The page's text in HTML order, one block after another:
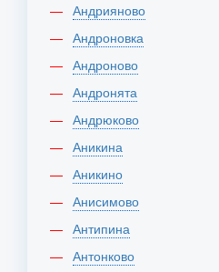
Андрияново
Андроновка
Андроново
Андронята
Андрюково
Аникина
Аникино
Анисимово
Антипина
Антонково